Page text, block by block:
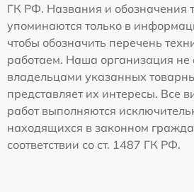
ГК РФ. Названия и обозначения
упоминаются только в
чтобы обозначить перечень
работаем. Наша организация
владельцами указанных
представляет их интересы. Все
работ выполняются
находящихся в законном
соответствии со ст. 1487 ГК РФ.